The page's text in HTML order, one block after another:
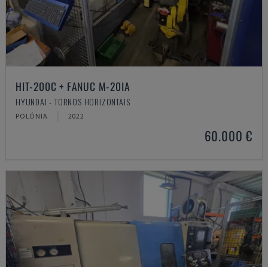
HIT-200C + FANUC M-20IA
HYUNDAI - TORNOS HORIZONTAIS
POLÓNIA 2022
60.000 €